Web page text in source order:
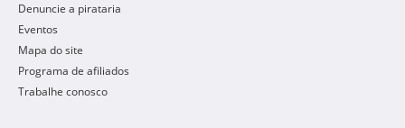
Denuncie a pirataria
Eventos
Mapa do site
Programa de afiliados
Trabalhe conosco